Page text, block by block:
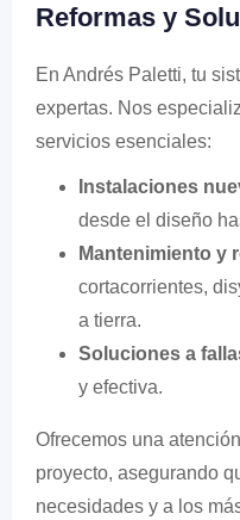
Reformas y
En Andrés Paletti, tu
expertas. Nos
servicios esenciales:
Instalaciones
desde el diseño
Mantenimiento y
cortacorrientes,
a tierra.
Soluciones a
y efectiva.
Ofrecemos una
proyecto, asegurando
necesidades y a los